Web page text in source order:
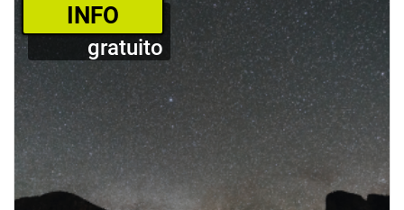
­INFO
gratuito